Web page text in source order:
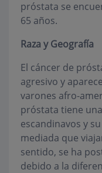
próstata se
65 años.
Raza y Geografía
El cáncer de
agresivo y
varones afro-
próstata tiene
escandinavos y
mediada que
sentido, se ha
debido a la